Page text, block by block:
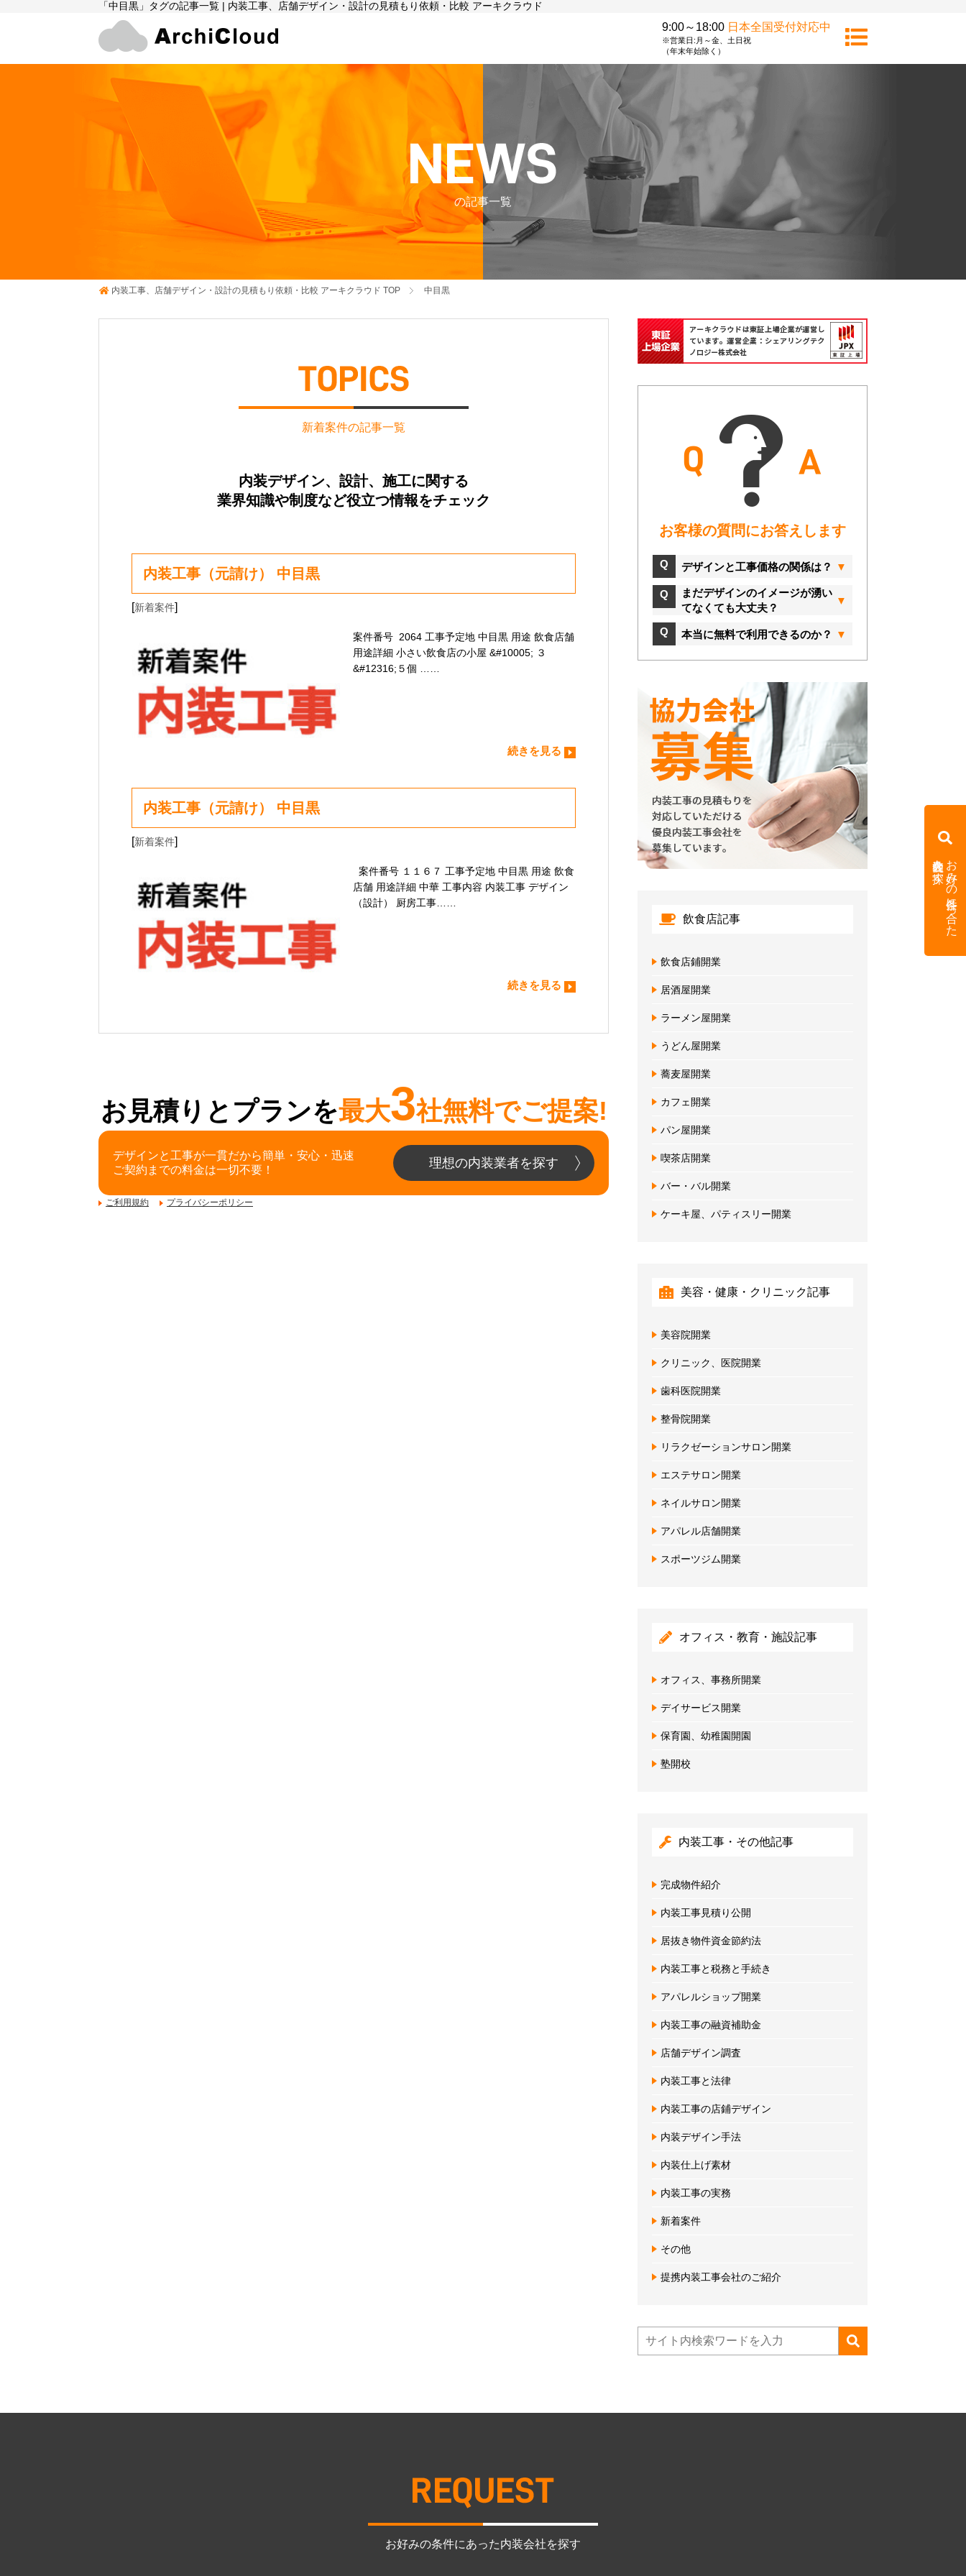
「中目黒」タグの記事一覧 | 内装工事、店舗デザイン・設計の見積もり依頼・比較 アーキクラウド
9:00～18:00 日本全国受付対応中
※営業日:月～金、土日祝
（年末年始除く）
の記事一覧
内装工事、店舗デザイン・設計の見積もり依頼・比較 アーキクラウド TOP 中目黒
新着案件の記事一覧
内装デザイン、設計、施工に関する
業界知識や制度など役立つ情報をチェック
内装工事（元請け） 中目黒
[新着案件]
案件番号 2064 工事予定地 中目黒 用途 飲食店舗
用途詳細 小さい飲食店の小屋 &#10005; ３
&#12316;５個 ……
続きを見る
内装工事（元請け） 中目黒
[新着案件]
案件番号 １１６７ 工事予定地 中目黒 用途 飲食
店舗 用途詳細 中華 工事内容 内装工事 デザイン
（設計） 厨房工事……
続きを見る
お見積りとプランを最大3社無料でご提案!
デザインと工事が一貫だから簡単・安心・迅速
ご契約までの料金は一切不要！
理想の内装業者を探す
ご利用規約 プライバシーポリシー
お客様の質問にお答えします
デザインと工事価格の関係は？
まだデザインのイメージが湧い
てなくても大丈夫？
本当に無料で利用できるのか？
飲食店記事
飲食店鋪開業
居酒屋開業
ラーメン屋開業
うどん屋開業
蕎麦屋開業
カフェ開業
パン屋開業
喫茶店開業
バー・バル開業
ケーキ屋、パティスリー開業
美容・健康・クリニック記事
美容院開業
クリニック、医院開業
歯科医院開業
整骨院開業
リラクゼーションサロン開業
エステサロン開業
ネイルサロン開業
アパレル店舗開業
スポーツジム開業
オフィス・教育・施設記事
オフィス、事務所開業
デイサービス開業
保育園、幼稚園開園
塾開校
内装工事・その他記事
完成物件紹介
内装工事見積り公開
居抜き物件資金節約法
内装工事と税務と手続き
アパレルショップ開業
内装工事の融資補助金
店舗デザイン調査
内装工事と法律
内装工事の店鋪デザイン
内装デザイン手法
内装仕上げ素材
内装工事の実務
新着案件
その他
提携内装工事会社のご紹介
お好みの条件にあった内装会社を探す
お好みの条件に合った
内装会社を探す